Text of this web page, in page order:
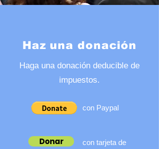
Haz una donación
Haga una donación deducible de
impuestos.
con Paypal
Donar
con tarjeta de